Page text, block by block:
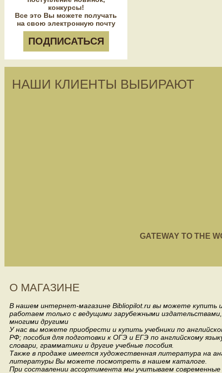
конкурсы!
Все это Вы можете получать
на свою электронную почту
ПОДПИСАТЬСЯ
НАШИ КЛИЕНТЫ ВЫБИРАЮТ
GATEWAY TO THE
О МАГАЗИНЕ
В нашем интернет-магазине Bibliopilot.ru вы можете купить
работаем только с ведущими зарубежными издательствами,
многими другими
У нас вы можете приобрести и купить учебники по
РФ; пособия для подготовки к ОГЭ и ЕГЭ по английскому
словари, грамматики и другие учебные пособия.
Также в продаже имеется художественная литература на
литературы Вы можете посмотреть в нашем каталоге.
При составлении ассортимента мы учитываем